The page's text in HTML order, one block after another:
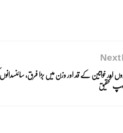
Next
اور خواتین کے قد اور وزن میں بڑا فرق،
تحقیق